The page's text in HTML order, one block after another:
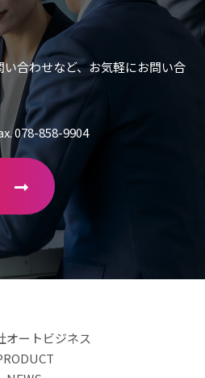
合わせなど、お気軽にお問い合
078-858-9904
オートビジネス